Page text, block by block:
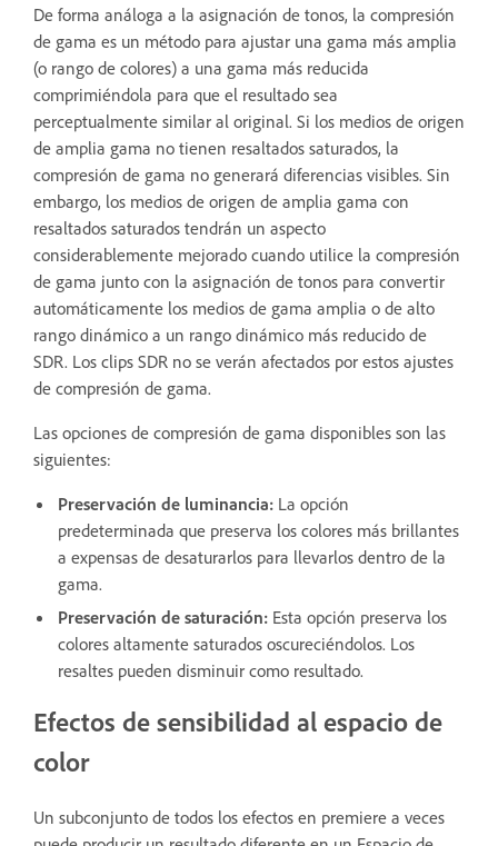
De forma análoga a la asignación de tonos, la compresión
de gama es un método para ajustar una gama más amplia
(o rango de colores) a una gama más reducida
comprimiéndola para que el resultado sea
perceptualmente similar al original. Si los medios de origen
de amplia gama no tienen resaltados saturados, la
compresión de gama no generará diferencias visibles. Sin
embargo, los medios de origen de amplia gama con
resaltados saturados tendrán un aspecto
considerablemente mejorado cuando utilice la compresión
de gama junto con la asignación de tonos para convertir
automáticamente los medios de gama amplia o de alto
rango dinámico a un rango dinámico más reducido de
SDR. Los clips SDR no se verán afectados por estos ajustes
de compresión de gama.
Las opciones de compresión de gama disponibles son las
siguientes:
Preservación de luminancia: La opción
predeterminada que preserva los colores más brillantes
a expensas de desaturarlos para llevarlos dentro de la
gama.
Preservación de saturación: Esta opción preserva los
colores altamente saturados oscureciéndolos. Los
resaltes pueden disminuir como resultado.
Efectos de sensibilidad al espacio de
color
Un subconjunto de todos los efectos en premiere a veces